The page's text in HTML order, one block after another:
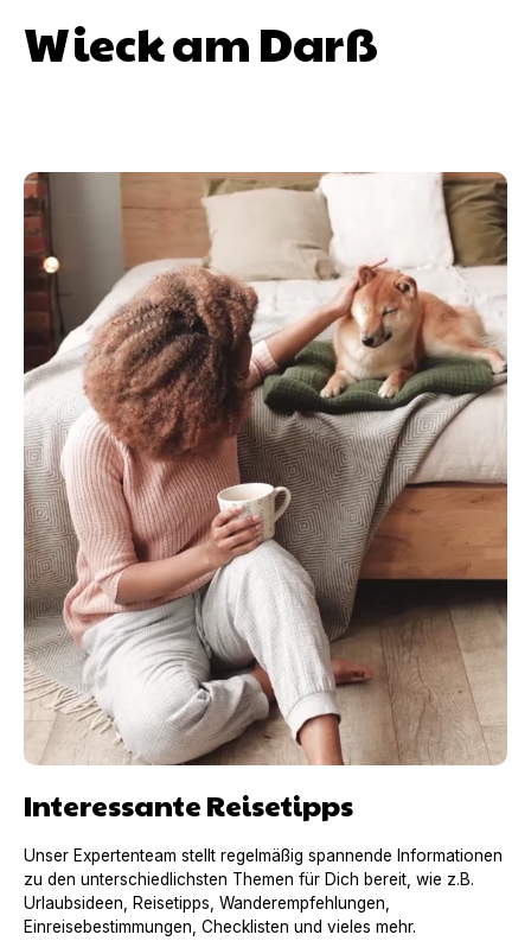
Wieck am Darß
Interessante Reisetipps
Unser Expertenteam stellt regelmäßig spannende Informationen
zu den unterschiedlichsten Themen für Dich bereit, wie z.B.
Urlaubsideen, Reisetipps, Wanderempfehlungen,
Einreisebestimmungen, Checklisten und vieles mehr.